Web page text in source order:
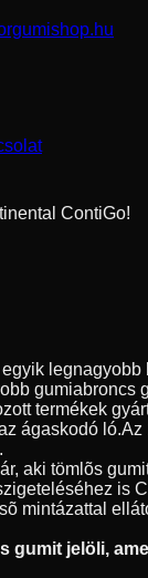
ContiGo!
gumiabroncs
termékek
ágaskodó
aki tömlõs
is
mintázattal
gumit jelöli,